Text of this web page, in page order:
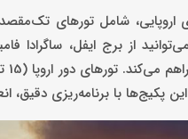
پکیج‌ها با برنامه‌ریزی دقیق،